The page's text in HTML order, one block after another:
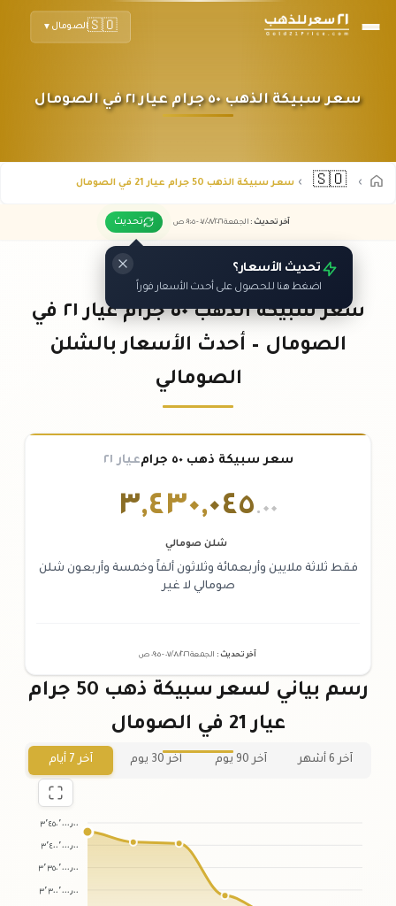
🇸🇴الصومال ▼
سعر سبيكة الذهب ٥٠ جرام عيار ٢١ في الصومال
🇸🇴 سعر سبيكة الذهب 50 جرام عيار 21 في الصومال
آخر تحديث : الجمعة ٠٧ /٠٨/٢٠٢٦ - ٠٩:٠٥ ص تحديث
تحديث الأسعار؟
اضغط هنا للحصول على أحدث الأسعار فوراً
سعر سبيكة الذهب ٥٠ جرام عيار ٢١ في
الصومال – أحدث الأسعار بالشلن
الصومالي
سعر سبيكة ذهب ٥٠ جرام عيار ٢١
٣,٤٣٠,٠٤٥.٠٠
شلن صومالي
فقط ثلاثة ملايين وأربعمائة وثلاثون ألفاً وخمسة وأربعون شلن
صومالي لا غير
آخر تحديث : الجمعة ٠٧ /٠٨/٢٠٢٦ - ٠٩:٠٥ ص
رسم بياني لسعر سبيكة ذهب 50 جرام
عيار 21 في الصومال
آخر 6 أشهر آخر 90 يوم آخر 30 يوم آخر 7 أيام
٣٬٤٥٠٬٠٠٠٫٠٠
٣٬٤٠٠٬٠٠٠٫٠٠
٣٬٣٥٠٬٠٠٠٫٠٠
٣٬٣٠٠٬٠٠٠٫٠٠